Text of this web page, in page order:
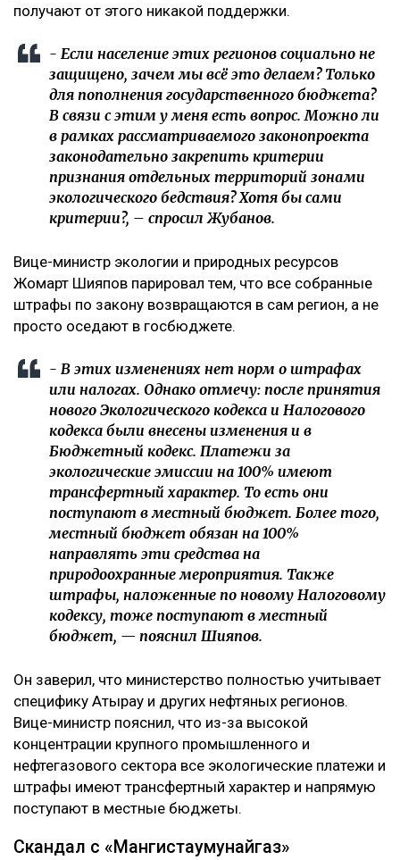
получают от этого никакой поддержки.
- Если население этих регионов социально не
защищено, зачем мы всё это делаем? Только
для пополнения государственного бюджета?
В связи с этим у меня есть вопрос. Можно ли
в рамках рассматриваемого законопроекта
законодательно закрепить критерии
признания отдельных территорий зонами
экологического бедствия? Хотя бы сами
критерии?, – спросил Жубанов.
Вице-министр экологии и природных ресурсов
Жомарт Шияпов парировал тем, что все собранные
штрафы по закону возвращаются в сам регион, а не
просто оседают в госбюджете.
- В этих изменениях нет норм о штрафах
или налогах. Однако отмечу: после принятия
нового Экологического кодекса и Налогового
кодекса были внесены изменения и в
Бюджетный кодекс. Платежи за
экологические эмиссии на 100% имеют
трансфертный характер. То есть они
поступают в местный бюджет. Более того,
местный бюджет обязан на 100%
направлять эти средства на
природоохранные мероприятия. Также
штрафы, наложенные по новому Налоговому
кодексу, тоже поступают в местный
бюджет, — пояснил Шияпов.
Он заверил, что министерство полностью учитывает
специфику Атырау и других нефтяных регионов.
Вице-министр пояснил, что из-за высокой
концентрации крупного промышленного и
нефтегазового сектора все экологические платежи и
штрафы имеют трансфертный характер и напрямую
поступают в местные бюджеты.
Скандал с «Мангистаумунайгаз»